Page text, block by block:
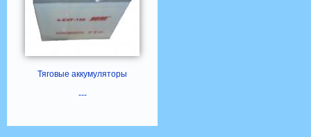
Тяговые аккумуляторы
---